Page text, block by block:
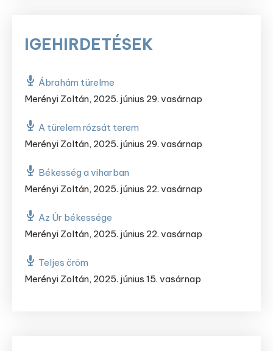
IGEHIRDETÉSEK
Ábrahám türelme
Merényi Zoltán, 2025. június 29. vasárnap
A türelem rózsát terem
Merényi Zoltán, 2025. június 29. vasárnap
Békesség a viharban
Merényi Zoltán, 2025. június 22. vasárnap
Az Úr békessége
Merényi Zoltán, 2025. június 22. vasárnap
Teljes öröm
Merényi Zoltán, 2025. június 15. vasárnap